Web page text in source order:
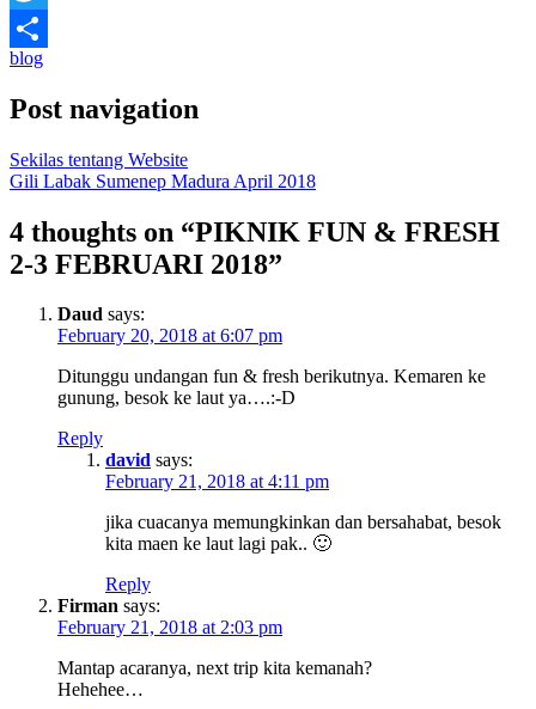
Twitter
Share
blog
Post navigation
Sekilas tentang Website
Gili Labak Sumenep Madura April 2018
4 thoughts on “PIKNIK FUN & FRESH
2-3 FEBRUARI 2018”
Daud says:
February 20, 2018 at 6:07 pm
Ditunggu undangan fun & fresh berikutnya. Kemaren ke
gunung, besok ke laut ya….:-D
Reply
david says:
February 21, 2018 at 4:11 pm
jika cuacanya memungkinkan dan bersahabat, besok
kita maen ke laut lagi pak.. 🙂
Reply
Firman says:
February 21, 2018 at 2:03 pm
Mantap acaranya, next trip kita kemanah?
Hehehee…